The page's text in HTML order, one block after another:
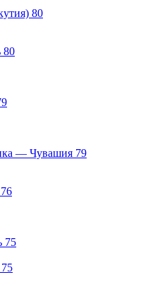
80
80
— Чувашия 79
76
75
75